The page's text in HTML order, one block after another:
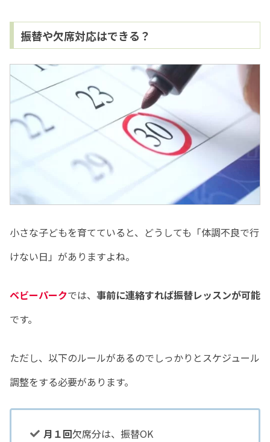
振替や欠席対応はできる？
小さな子どもを育てていると、どうしても「体調不良で行
けない日」がありますよね。
ベビーパークでは、 事前に連絡すれば振替レッスンが可能
です。
ただし、以下のルールがあるのでしっかりとスケジュール
調整をする必要があります。
月１回欠席分は、振替OK